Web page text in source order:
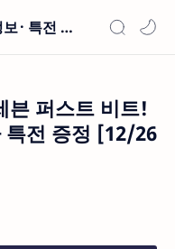
Goods Trades | 영화 굿즈 정보 · 특전 현황
븐 퍼스트 비트!
특전 증정 [12/26